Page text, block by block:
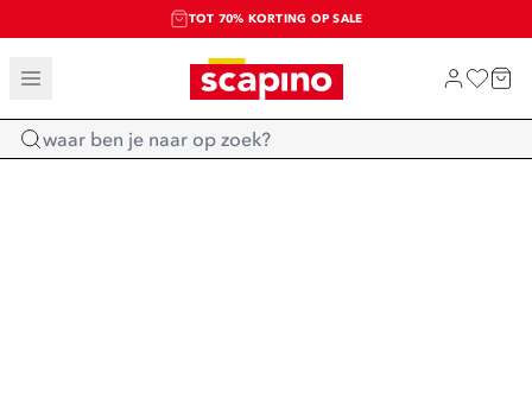
TOT 70% KORTING OP SALE
SALE: LAATSTE KANS!
SHOP NIEUW
Home